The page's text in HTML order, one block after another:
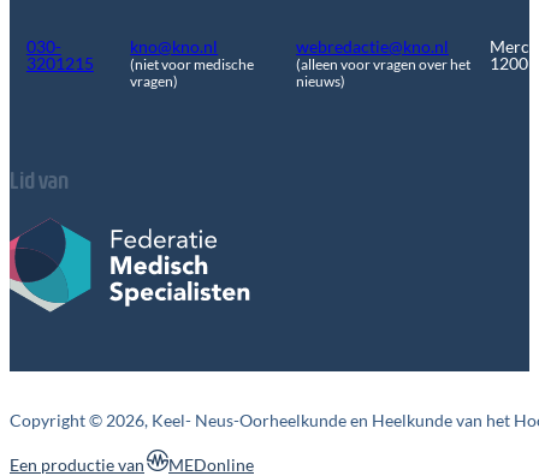
030-
3201215
kno@kno.nl
(niet voor medische
vragen)
webredactie@kno.nl
(alleen voor vragen over het
nieuws)
1200
Lid van
Copyright © 2026, Keel- Neus-Oorheelkunde en Heelkunde van het
MEDonline